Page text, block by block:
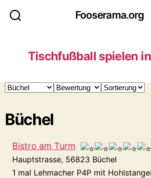
Fooserama.org
Tischfußball spielen in
Büchel
Bistro am Turm
Hauptstrasse, 56823 Büchel
1 mal Lehmacher P4P mit